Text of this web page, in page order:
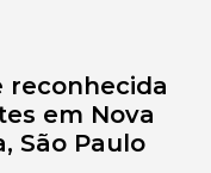
reconhecida
em Nova
São Paulo